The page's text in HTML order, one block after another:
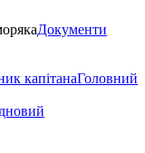
Документи
капітанаГоловний